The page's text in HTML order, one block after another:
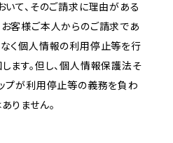
いて、そのご請求に理由がある
客様ご本人からのご請求であ
く個人情報の利用停止等を行
ます。但し、個人情報保護法そ
プが利用停止等の義務を負わ
りません。